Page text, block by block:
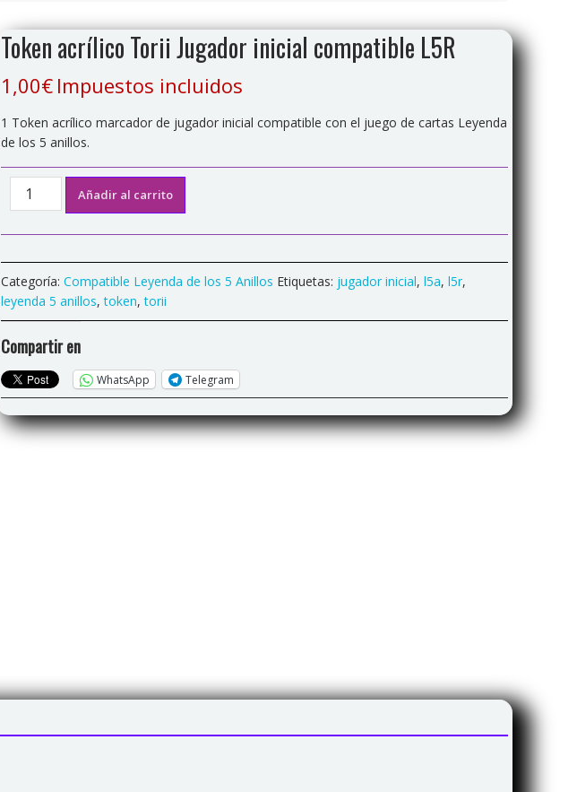
Token acrílico Torii Jugador inicial compatible L5R
1,00€ Impuestos incluidos
1 Token acrílico marcador de jugador inicial compatible con el juego de cartas Leyenda
de los 5 anillos.
Token
inicial
compatible
L5R
cantidad
Añadir al carrito
Categoría: Compatible Leyenda de los 5 Anillos Etiquetas: jugador inicial, l5a, l5r,
leyenda 5 anillos,token,torii
Compartir en
WhatsApp Telegram